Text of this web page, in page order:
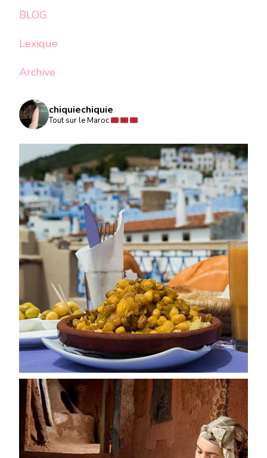
BLOG
Lexique
Archive
chiquiechiquie
Tout sur le Maroc